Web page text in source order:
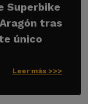
Superbike
tras
único
Leer más >>>